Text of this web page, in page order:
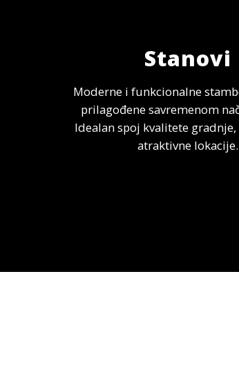
Stanovi
Moderne i funkcionalne
prilagođene savremenom
Idealan spoj kvalitete
atraktivne lokacije.